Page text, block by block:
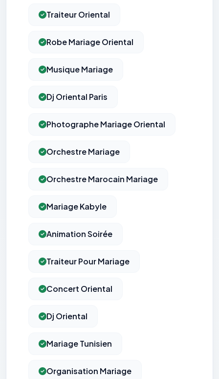
Traiteur Oriental
Robe Mariage Oriental
Musique Mariage
Dj Oriental Paris
Photographe Mariage Oriental
Orchestre Mariage
Orchestre Marocain Mariage
Mariage Kabyle
Animation Soirée
Traiteur Pour Mariage
Concert Oriental
Dj Oriental
Mariage Tunisien
Organisation Mariage